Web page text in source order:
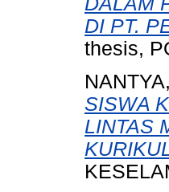
DI PT.
thesis,
SISWA
LINTAS